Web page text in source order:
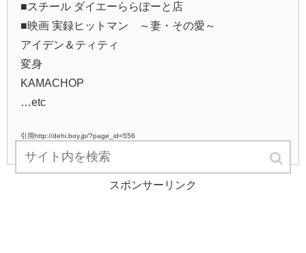
■スチール ダイエーららぽーと店
■映画 実録ヒットマン ～妻・その愛～
アイデン＆ティティ
変身
KAMACHOP
…etc
引用http://dehi.boy.jp/?page_id=556
スポンサーリンク